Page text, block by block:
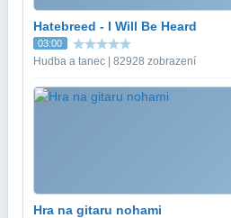
Hatebreed - I Will Be Heard
03:00
Hudba a tanec | 82928 zobrazení
Hra na gitaru nohami